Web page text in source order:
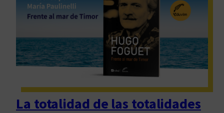
u
a
i
d
a
e
s
La totalidad de las totalidades